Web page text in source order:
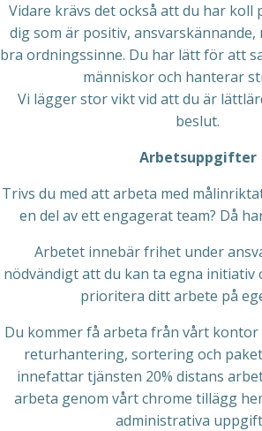
Vidare krävs det också att du har koll
dig som är positiv,
bra ordningssinne. Du har lätt för att
människor och hanterar
Vi lägger stor vikt vid att du är
beslut.
Arbetsuppgifter
Trivs du med att arbeta med
en del av ett engagerat team? Då
Arbetet innebär frihet under
nödvändigt att du kan ta egna initiativ
prioritera ditt arbete på
Du kommer få arbeta från vårt kontor
returhantering, sortering och
innefattar tjänsten 20% distans
arbeta genom vårt chrome tillägg
administrativa